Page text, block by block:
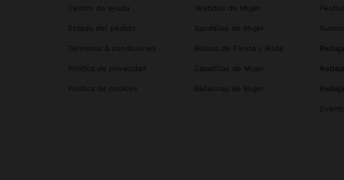
Centro de ayuda
Estado del pedido
Términos & condiciones
Política de privacidad
Política de cookies
Vestidos de Mujer
Sandalias de Mujer
Bolsos de Fiesta y Boda
Zapatillas de Mujer
Bailarinas de Mujer